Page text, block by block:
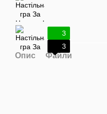
3
3
Опис Файли